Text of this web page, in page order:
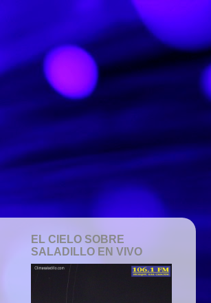
EL CIELO SOBRE
SALADILLO EN VIVO